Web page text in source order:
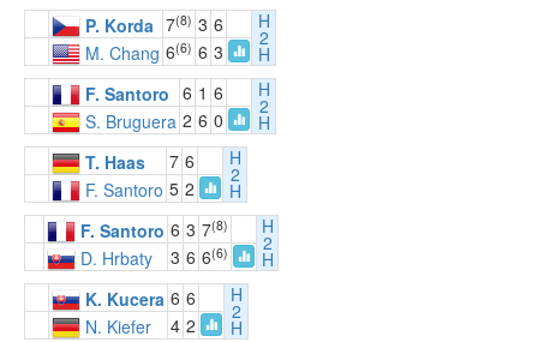
P. Korda 7(8) 3 6 H
2
H
M. Chang 6(6) 6 3
F. Santoro 6 1 6 H
2
H
S. Bruguera 2 6 0
T. Haas
7 6 H
2
H
F. Santoro 5 2
F. Santoro 6 3 7(8) H
2
H
D. Hrbaty 3 6 6(6)
K. Kucera 6 6 H
2
H
N. Kiefer 4 2